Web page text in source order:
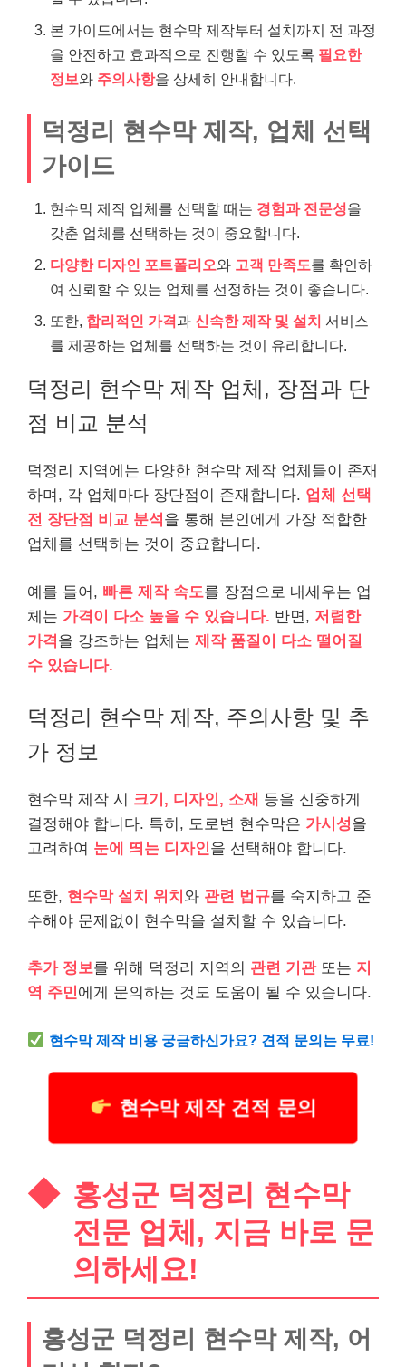
본 가이드에서는 현수막 제작부터 설치까지 전 과정
을 안전하고 효과적으로 진행할 수 있도록 필요한
정보와 주의사항을 상세히 안내합니다.
덕정리 현수막 제작, 업체 선택
가이드
현수막 제작 업체를 선택할 때는 경험과 전문성을
갖춘 업체를 선택하는 것이 중요합니다.
다양한 디자인 포트폴리오와 고객 만족도를 확인하
여 신뢰할 수 있는 업체를 선정하는 것이 좋습니다.
또한, 합리적인 가격 과 신속한 제작 및 설치 서비스
를 제공하는 업체를 선택하는 것이 유리합니다.
덕정리 현수막 제작 업체, 장점과 단
점 비교 분석
덕정리 지역에는 다양한 현수막 제작 업체들이 존재
하며, 각 업체마다 장단점이 존재합니다. 업체 선택
전 장단점 비교 분석 을 통해 본인에게 가장 적합한
업체를 선택하는 것이 중요합니다.
예를 들어, 빠른 제작 속도를 장점으로 내세우는 업
체는 가격이 다소 높을 수 있습니다. 반면, 저렴한
가격 을 강조하는 업체는 제작 품질이 다소 떨어질
수 있습니다.
덕정리 현수막 제작, 주의사항 및 추
가 정보
현수막 제작 시 크기, 디자인, 소재 등을 신중하게
결정해야 합니다. 특히, 도로변 현수막은 가시성을
고려하여 눈에 띄는 디자인을 선택해야 합니다.
또한, 현수막 설치 위치 와 관련 법규를 숙지하고 준
수해야 문제없이 현수막을 설치할 수 있습니다.
추가 정보를 위해 덕정리 지역의 관련 기관또는 지
역 주민에게 문의하는 것도 도움이 될 수 있습니다.
현수막 제작 비용 궁금하신가요? 견적 문의는 무료!
현수막 제작 견적 문의
홍성군 덕정리 현수막
전문 업체, 지금 바로 문
의하세요!
홍성군 덕정리 현수막 제작, 어